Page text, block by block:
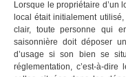
Lorsque le propriétaire d’un
local était initialement
clair, toute personne qui
saisonnière doit déposer
d’usage si son bien se
réglementation, c’est-à-